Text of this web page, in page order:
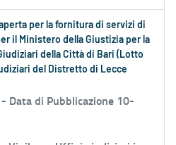
per la fornitura di servizi di
il Ministero della Giustizia per la
della Città di Bari (Lotto
del Distretto di Lecce
Data di Pubblicazione 10-